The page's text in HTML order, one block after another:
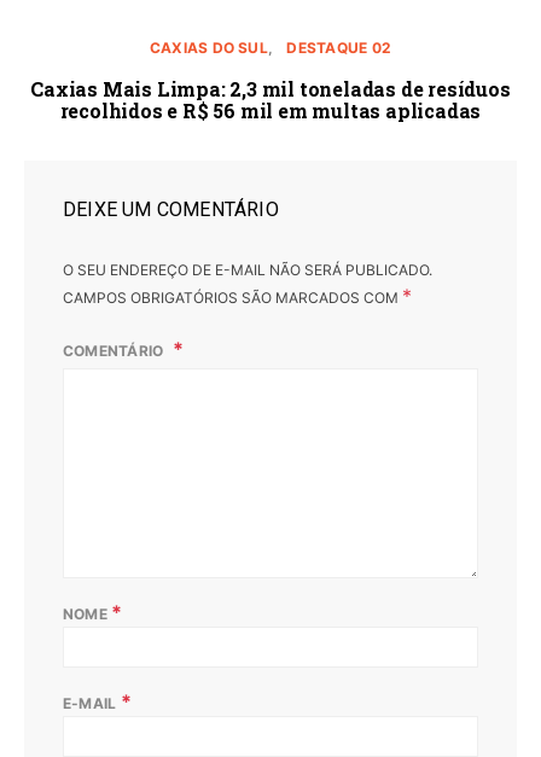
CAXIAS DO SUL DESTAQUE 02
Caxias Mais Limpa: 2,3 mil toneladas de resíduos
recolhidos e R$ 56 mil em multas aplicadas
DEIXE UM COMENTÁRIO
O SEU ENDEREÇO DE E-MAIL NÃO SERÁ PUBLICADO.
CAMPOS OBRIGATÓRIOS SÃO MARCADOS COM *
COMENTÁRIO
NOME *
E-MAIL *